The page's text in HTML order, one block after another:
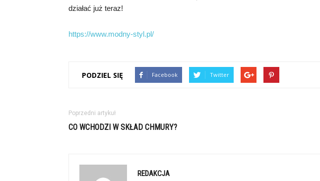
działać już teraz!
https://www.modny-styl.pl/
PODZIEL SIĘ Facebook Twitter
Poprzedni artykuł
CO WCHODZI W SKŁAD CHMURY?
REDAKCJA